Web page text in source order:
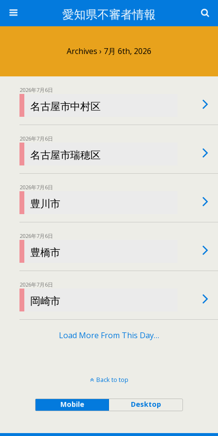
愛知県不審者情報
Archives › 7月 6th, 2026
2026年7月6日
名古屋市中村区
2026年7月6日
名古屋市瑞穂区
2026年7月6日
豊川市
2026年7月6日
豊橋市
2026年7月6日
岡崎市
Load More From This Day…
Back to top
Mobile Desktop